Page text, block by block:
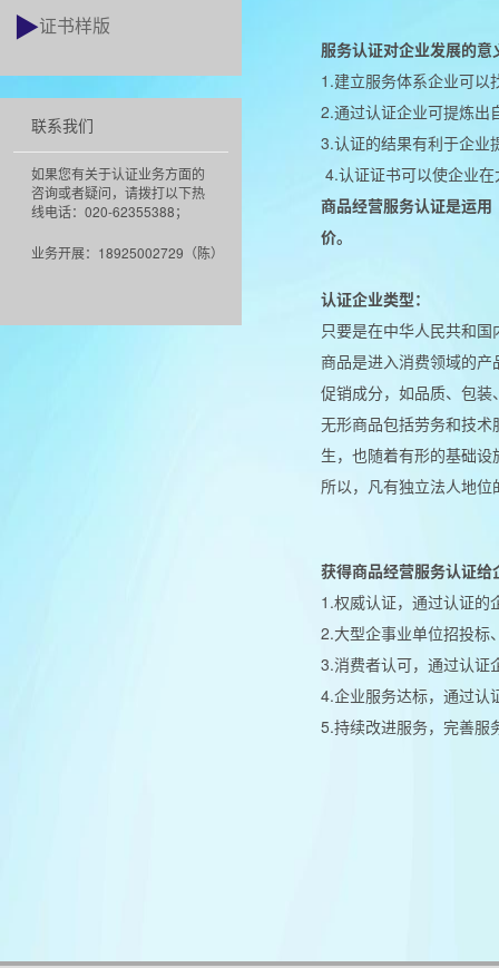
证书样版
联系我们
如果您有关于认证业务方面的
咨询或者疑问，请拨打以下热
线电话：020-62355388；
业务开展：18925002729（陈）
服务认证对企业发展的意
1.建立服务体系企业可以
2.通过认证企业可提炼出
3.认证的结果有利于企业
4.认证证书可以使企业
商品经营服务认证是运
价。
认证企业类型：
只要是在中华人民共和
商品是进入消费领域的
促销成分，如品质、包
无形商品包括劳务和技
生，也随着有形的基础
所以，凡有独立法人地
获得商品经营服务认证给
1.权威认证，通过认证的
2.大型企事业单位招投标
3.消费者认可，通过认证
4.企业服务达标，通过认
5.持续改进服务，完善服